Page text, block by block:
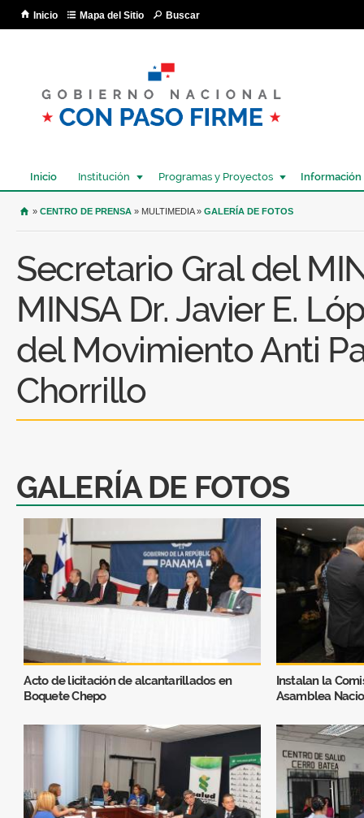
Inicio Mapa del Sitio Buscar
Inicio Institución Programas y Proyectos Información
USTED SE ENCUENTRA AQUÍ
» CENTRO DE PRENSA » MULTIMEDIA » GALERÍA DE FOTOS
Secretario Gral del
MINSA Dr. Javier E.
del Movimiento Anti
Chorrillo
GALERÍA DE FOTOS
Acto de licitación de alcantarillados en
Boquete Chepo
Instalan la
Asamblea